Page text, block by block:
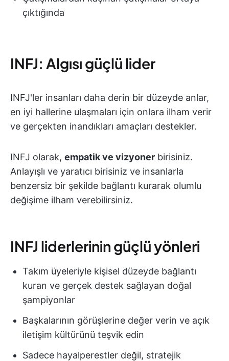
çıktığında
INFJ: Algısı güçlü lider
INFJ'ler insanları daha derin bir düzeyde anlar,
en iyi hallerine ulaşmaları için onlara ilham verir
ve gerçekten inandıkları amaçları destekler.
INFJ olarak, empatik ve vizyoner birisiniz.
Anlayışlı ve yaratıcı birisiniz ve insanlarla
benzersiz bir şekilde bağlantı kurarak olumlu
değişime ilham verebilirsiniz.
INFJ liderlerinin güçlü yönleri
Takım üyeleriyle kişisel düzeyde bağlantı
kuran ve gerçek destek sağlayan doğal
şampiyonlar
Başkalarının görüşlerine değer verin ve açık
iletişim kültürünü teşvik edin
Sadece hayalperestler değil, stratejik